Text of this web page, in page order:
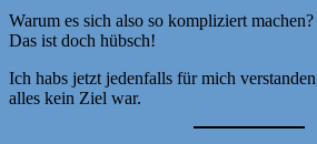
Warum es sich also so kompliziert
Das ist doch hübsch!
Ich habs jetzt jedenfalls für mich
alles kein Ziel war.